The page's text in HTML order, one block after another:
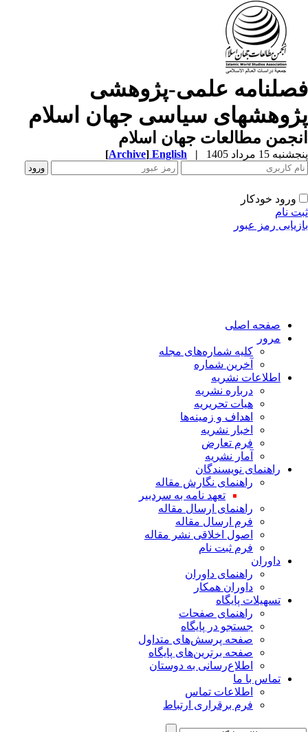
علمی-پژوهشی
سیاسی جهان اسلام
مطالعات جهان اسلام
15 مرداد 1405 |
English
[Archive]
ورود خودکار
نام
رمز عبور
صفحه اصلی
مرور
کلیه شماره‌های مجله
آخرین شماره
اطلاعات نشریه
درباره نشریه
هیات تحریریه
اهداف و زمینه‌ها
اخبار نشریه
فرم تعارض
آمار نشریه
راهنمای نویسندگان
راهنمای نگارش مقاله
تعهد نامه به سردبیر
راهنمای ارسال مقاله
فرم ارسال مقاله
اصول اخلاقی نشر مقاله
فرم ثبت نام
داوران
راهنمای داوران
داوران همکار
تسهیلات پایگاه
راهنمای صفحات
جستجو در پایگاه
صفحه پرسش‌های متداول
صفحه برترین‌های پایگاه
اطلاع‌رسانی به دوستان
تماس با ما
اطلاعات تماس
فرم برقراری ارتباط